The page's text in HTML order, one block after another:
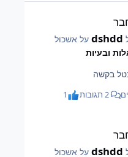
dshddעל אשכול
ובעיות
בקשה
2 תגובות 1
dshddעל אשכול